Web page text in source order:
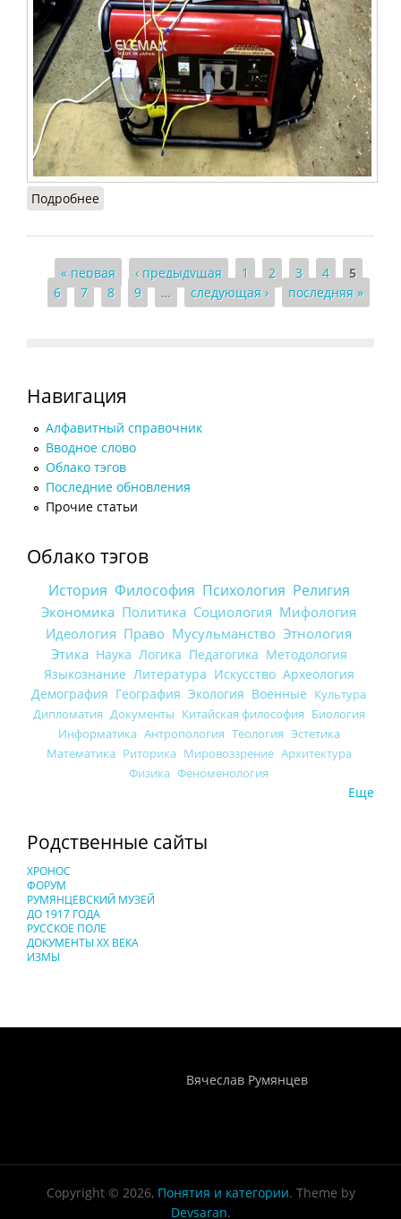
Подробнее
Страницы
« первая ‹ предыдущая 1 2 3 4
5
6
7 8 9 … следующая › последняя »
Навигация
Алфавитный справочник
Вводное слово
Облако тэгов
Последние обновления
Прочие статьи
Облако тэгов
История Философия Психология Религия
Экономика Политика Социология Мифология
Идеология Право Мусульманство Этнология
Этика Наука Логика Педагогика Методология
Языкознание Литература Искусство Археология
Демография География Экология Военные Культура
Дипломатия Документы Китайская философия Биология
Информатика Антропология Теология Эстетика
Математика Риторика Мировоззрение Архитектура
Физика Феноменология
Еще
Родственные сайты
ХРОНОС
ФОРУМ
РУМЯНЦЕВСКИЙ МУЗЕЙ
ДО 1917 ГОДА
РУССКОЕ ПОЛЕ
ДОКУМЕНТЫ XX ВЕКА
ИЗМЫ
Вячеслав Румянцев
Copyright © 2026, Понятия и категории. Theme by
Devsaran.